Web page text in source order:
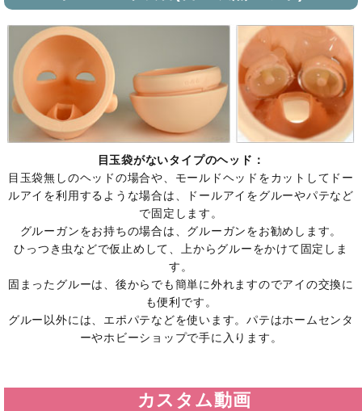
目玉袋がないタイプのヘッド：
目玉袋無しのヘッドの場合や、モールドヘッドをカットしてドー
ルアイを利用するような場合は、ドールアイをグルーやパテなど
で固定します。
グルーガンをお持ちの場合は、グルーガンをお勧めします。
ひっつき虫などで仮止めして、上からグルーをかけて固定しま
す。
固まったグルーは、後からでも簡単に外れますのでアイの交換に
も便利です。
グルー以外には、エポパテなどを使います。パテはホームセンタ
ーやホビーショップで手に入ります。
カスタム動画